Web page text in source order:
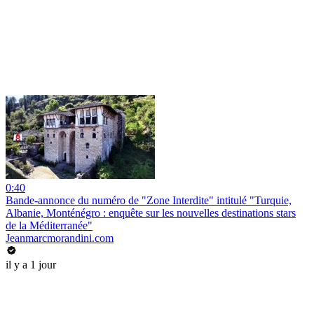
0:40
Bande-annonce du numéro de "Zone Interdite" intitulé "Turquie,
Albanie, Monténégro : enquête sur les nouvelles destinations stars
de la Méditerranée"
Jeanmarcmorandini.com
il y a 1 jour